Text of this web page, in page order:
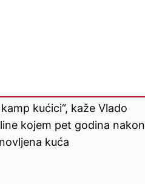
kućici“, kaže Vlado
kojem pet godina nakon
kuća